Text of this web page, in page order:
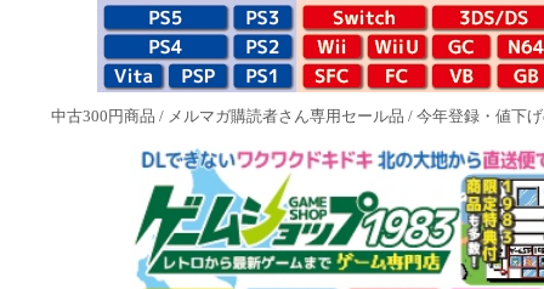
中古300円商品 / メルマガ購読者さん専用セール品 / 今年登録・値下